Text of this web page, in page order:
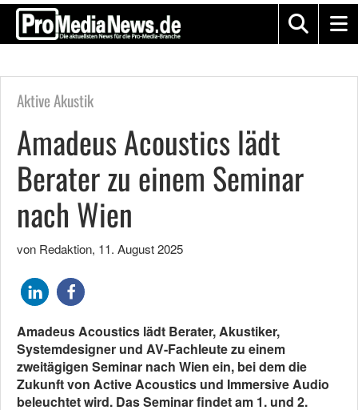
Aktive Akustik
Amadeus Acoustics lädt
Berater zu einem Seminar
nach Wien
von Redaktion, 11. August 2025
Amadeus Acoustics lädt Berater, Akustiker,
Systemdesigner und AV-Fachleute zu einem
zweitägigen Seminar nach Wien ein, bei dem die
Zukunft von Active Acoustics und Immersive Audio
beleuchtet wird. Das Seminar findet am 1. und 2.